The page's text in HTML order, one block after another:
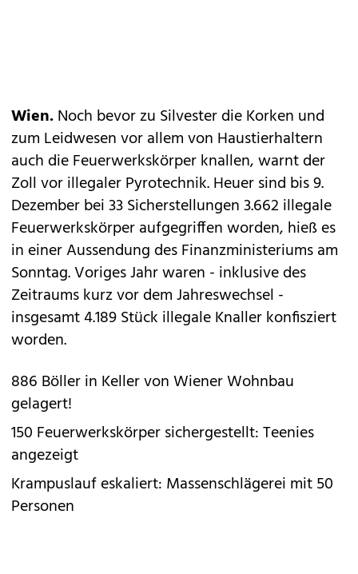
Wien.Noch bevor zu Silvester die Korken und
zum Leidwesen vor allem von Haustierhaltern
auch die Feuerwerkskörper knallen, warnt der
Zoll vor illegaler Pyrotechnik. Heuer sind bis 9.
Dezember bei 33 Sicherstellungen 3.662 illegale
Feuerwerkskörper aufgegriffen worden, hieß es
in einer Aussendung des Finanzministeriums am
Sonntag. Voriges Jahr waren - inklusive des
Zeitraums kurz vor dem Jahreswechsel -
insgesamt 4.189 Stück illegale Knaller konfisziert
worden.
886 Böller in Keller von Wiener Wohnbau
gelagert!
150 Feuerwerkskörper sichergestellt: Teenies
angezeigt
Krampuslauf eskaliert: Massenschlägerei mit 50
Personen